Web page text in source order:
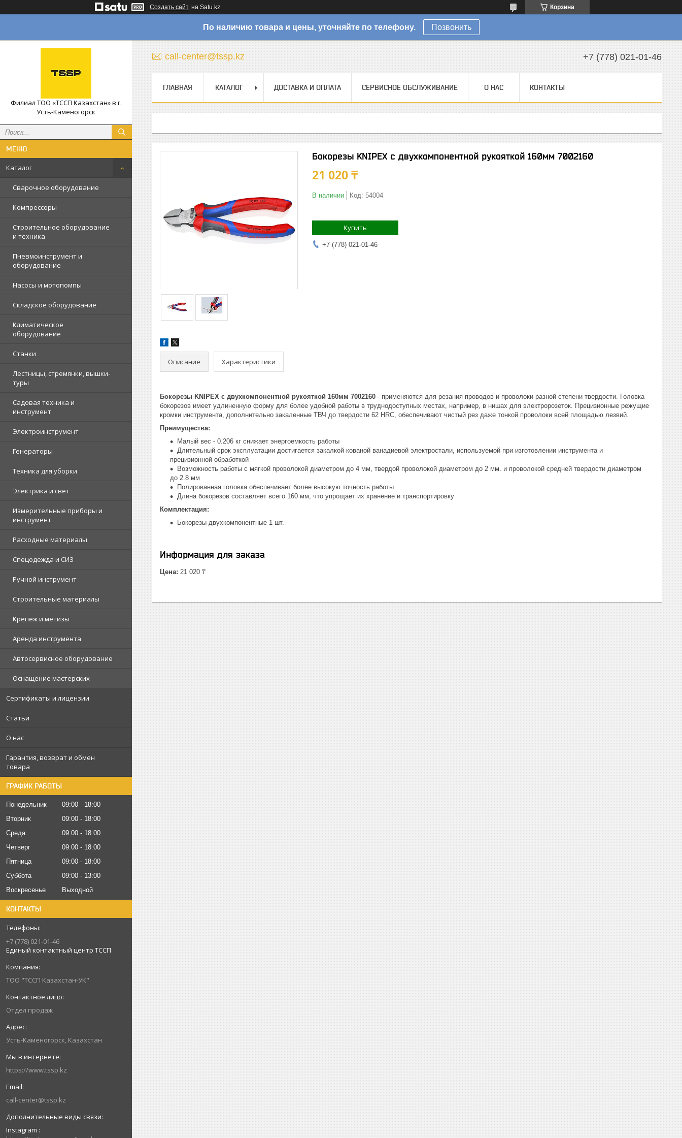
Создать сайт на Satu.kz Корзина
По наличию товара и цены, уточняйте по телефону. Позвонить
Филиал ТОО «ТССП Казахстан» в г.
Усть-Каменогорск
Каталог
Сварочное оборудование
Компрессоры
Строительное оборудование
и техника
Пневмоинструмент и
оборудование
Насосы и мотопомпы
Складское оборудование
Климатическое
оборудование
Станки
Лестницы, стремянки, вышки-
туры
Садовая техника и
инструмент
Электроинструмент
Генераторы
Техника для уборки
Электрика и свет
Измерительные приборы и
инструмент
Расходные материалы
Спецодежда и СИЗ
Ручной инструмент
Строительные материалы
Крепеж и метизы
Аренда инструмента
Автосервисное оборудование
Оснащение мастерских
Сертификаты и лицензии
Статьи
О нас
Гарантия, возврат и обмен
товара
ГРАФИК РАБОТЫ
Понедельник 09:00
18:00
Вторник
09:00
18:00
Среда
09:00
18:00
Четверг
09:00
18:00
Пятница
09:00
18:00
Суббота
09:00
13:00
Воскресенье
Выходной
КОНТАКТЫ
+7 (778) 021-01-46
Единый контактный центр ТССП
ТОО "ТССП Казахстан-УК"
Отдел продаж
Усть-Каменогорск, Казахстан
https://www.tssp.kz
call-center@tssp.kz
Instagram
call-center@tssp.kz +7 (778) 021-01-46
ГЛАВНАЯ КАТАЛОГ ДОСТАВКА И ОПЛАТА СЕРВИСНОЕ ОБСЛУЖИВАНИЕ О НАС КОНТАКТЫ
Бокорезы KNIPEX с двухкомпонентной рукояткой 160мм 7002160
21 020 ₸
В наличии Код: 54004
Купить
+7 (778) 021-01-46
Описание Характеристики
Бокорезы KNIPEX с двухкомпонентной рукояткой 160мм 7002160 - применяются для резания проводов и проволоки разной степени твердости. Головка
бокорезов имеет удлиненную форму для более удобной работы в труднодоступных местах, например, в нишах для электророзеток. Прецизионные режущие
кромки инструмента, дополнительно закаленные ТВЧ до твердости 62 НRC, обеспечивают чистый рез даже тонкой проволоки всей площадью лезвий.
Преимущества:
Малый вес - 0.206 кг снижает энергоемкость работы
Длительный срок эксплуатации достигается закалкой кованой ванадиевой электростали, используемой при изготовлении инструмента и
прецизионной обработкой
Возможность работы с мягкой проволокой диаметром до 4 мм, твердой проволокой диаметром до 2 мм. и проволокой средней твердости диаметром
до 2.8 мм
Полированная головка обеспечивает более высокую точность работы
Длина бокорезов составляет всего 160 мм, что упрощает их хранение и транспортировку
Комплектация:
Бокорезы двухкомпонентные 1 шт.
Информация для заказа
Цена: 21 020 ₸